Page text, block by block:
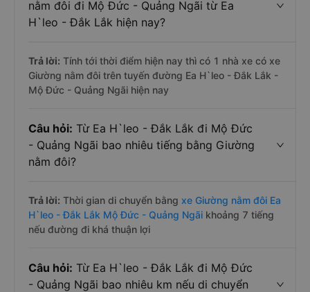
nằm đôi đi Mộ Đức - Quảng Ngãi từ Ea
H`leo - Đắk Lắk hiện nay?
Trả lời: Tính tới thời điểm hiện nay thì có 1 nhà xe có xe
Giường nằm đôi trên tuyến đường Ea H`leo - Đắk Lắk -
Mộ Đức - Quảng Ngãi hiện nay
Câu hỏi: Từ Ea H`leo - Đắk Lắk đi Mộ Đức
- Quảng Ngãi bao nhiêu tiếng bằng Giường
nằm đôi?
Trả lời: Thời gian di chuyển bằng xe Giường nằm đôi Ea
H`leo - Đắk Lắk Mộ Đức - Quảng Ngãi khoảng 7 tiếng
nếu đường đi khá thuận lợi
Câu hỏi: Từ Ea H`leo - Đắk Lắk đi Mộ Đức
- Quảng Ngãi bao nhiêu km nếu di chuyển